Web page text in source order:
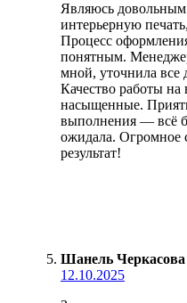
Являюсь довольным
интерьерную
Процесс
понятным.
мной, уточнила все
Качество работы на
насыщенные.
выполнения — всё
ожидала. Огромное
результат!
Шанель Черкасова
12.10.2025